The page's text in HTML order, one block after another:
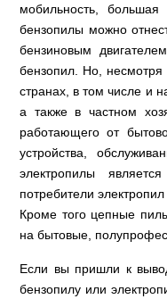
мобильность, большая
бензопилы можно
бензиновым
бензопил. Но,
странах, в том числе и
а также в частном
работающего от
устройства,
электропилы
потребители электропил
Кроме того цепные
на бытовые,
Если вы пришли к
бензопилу или